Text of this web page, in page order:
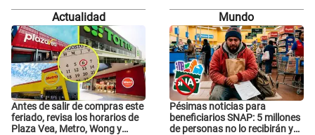
Alquinta lo confirma
Actualidad
Antes de salir de compras este
feriado, revisa los horarios de
Plaza Vea, Metro, Wong y
Mundo
Pésimas noticias para
beneficiarios SNAP: 5 millones
de personas no lo recibirán y